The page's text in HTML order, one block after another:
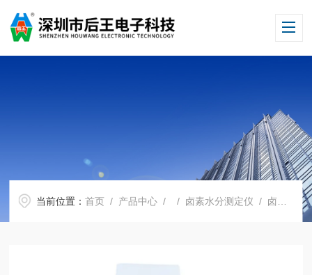
当前位置：首页 / 产品中心 / / 卤素水分测定仪 / 卤素水分仪_快速水分仪